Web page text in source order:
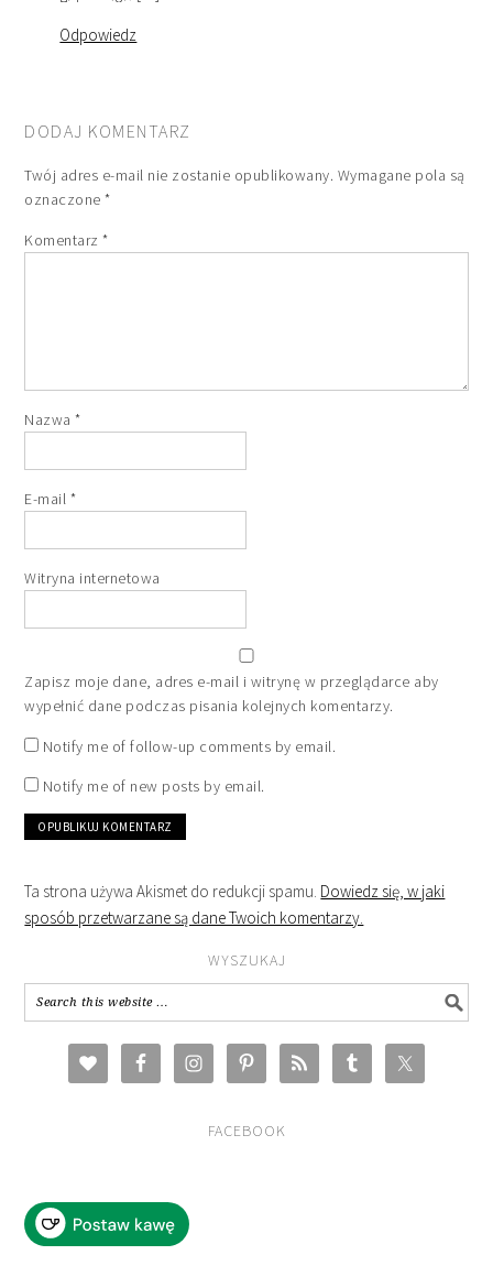
Odpowiedz
DODAJ KOMENTARZ
Twój adres e-mail nie zostanie opublikowany. Wymagane pola są
oznaczone*
Komentarz*
Nazwa*
E-mail *
Witryna internetowa
Zapisz moje dane, adres e-mail i witrynę w przeglądarce aby
wypełnić dane podczas pisania kolejnych komentarzy.
Notify me of follow-up comments by email.
Notify me of new posts by email.
Ta strona używa Akismet do redukcji spamu. Dowiedz się, w jaki
sposób przetwarzane są dane Twoich komentarzy.
WYSZUKAJ
FACEBOOK